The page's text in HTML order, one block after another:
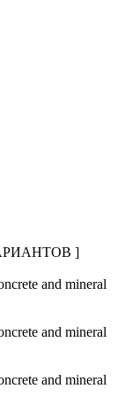
]
and mineral
and mineral
and mineral